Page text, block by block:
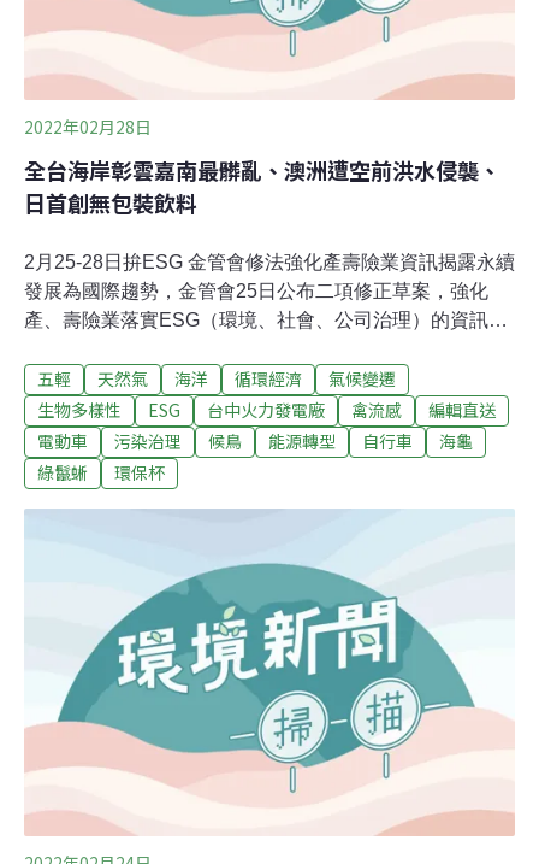
浣熊、織布鳥、黑白南美蜥、
2022年02月28日
全台海岸彰雲嘉南最髒亂、澳洲遭空前洪水侵襲、
日首創無包裝飲料
2月25-28日拚ESG 金管會修法強化產壽險業資訊揭露永續
發展為國際趨勢，金管會25日公布二項修正草案，強化
產、壽險業落實ESG（環境、社會、公司治理）的資訊揭
中載明公司具體目標及達成情況。（中央社報導）油氣供
應充足 王美花透露庫存量俄羅斯24日發動對烏克蘭軍事行
動，各界關心台灣進口能源供應。經濟部長王美花25日上
午赴立法院備詢前表示，台灣的石油儲存量至少有75天，
天然氣上半年供應充足。而針對物價波動，王美花表示會
五輕 天然氣 海洋 循環經濟
氣候變遷
生物多樣性
ESG 台中火力發電廠 禽流感
編輯直送
電動車
污染治理 候鳥 能源轉型 自行車
海龜
綠鬣蜥
環保杯